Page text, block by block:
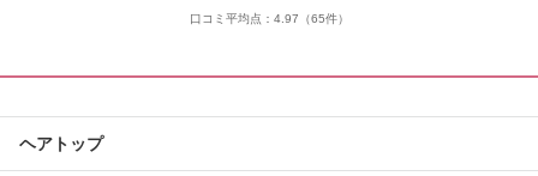
口コミ平均点： 4.97 （65件）
ヘアトップ